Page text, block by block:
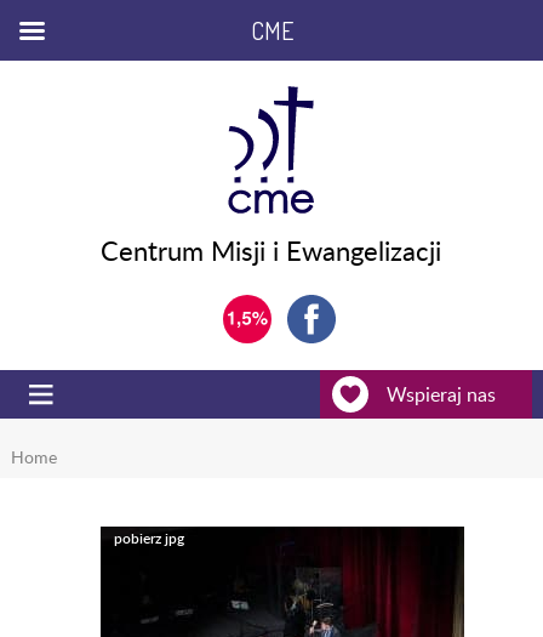
Centrum Misji i Ewangelizacji
Wspieraj nas
Home
CME